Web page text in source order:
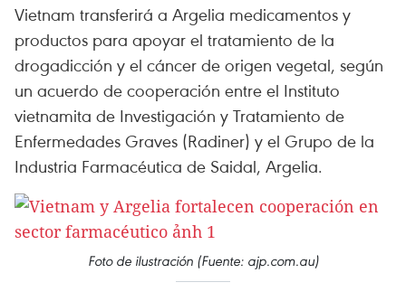
Vietnam transferirá a Argelia medicamentos y
productos para apoyar el tratamiento de la
drogadicción y el cáncer de origen vegetal, según
un acuerdo de cooperación entre el Instituto
vietnamita de Investigación y Tratamiento de
Enfermedades Graves (Radiner) y el Grupo de la
Industria Farmacéutica de Saidal, Argelia.
Foto de ilustración (Fuente: ajp.com.au)